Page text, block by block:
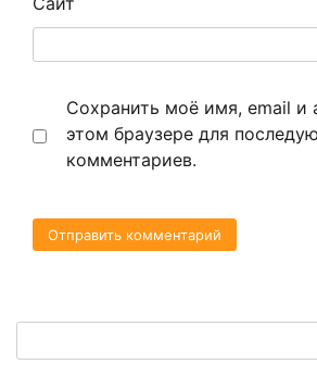
Сохранить моё имя, email и
этом браузере для
комментариев.